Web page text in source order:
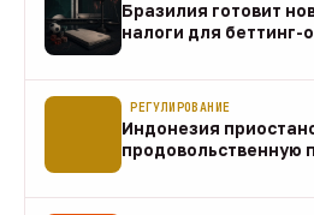
Бразилия готовит
налоги для беттинг-
РЕГУЛИРОВАНИЕ
Индонезия
продовольственную